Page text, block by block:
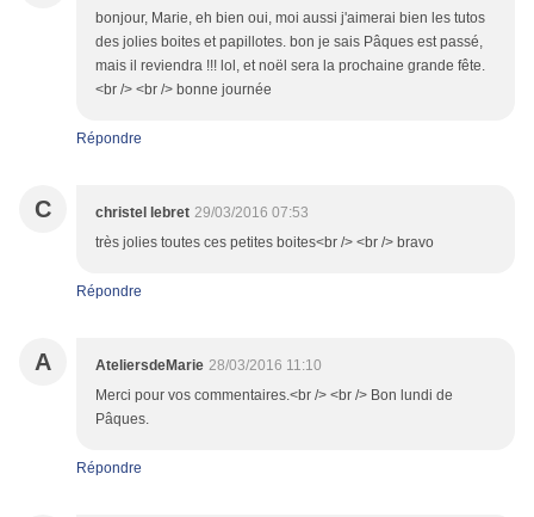
bonjour, Marie, eh bien oui, moi aussi j'aimerai bien les tutos
des jolies boites et papillotes. bon je sais Pâques est passé,
mais il reviendra !!! lol, et noël sera la prochaine grande fête.
<br /> <br /> bonne journée
Répondre
C christel lebret 29/03/2016 07:53
très jolies toutes ces petites boites<br /> <br /> bravo
Répondre
A AteliersdeMarie 28/03/2016 11:10
Merci pour vos commentaires.<br /> <br /> Bon lundi de
Pâques.
Répondre